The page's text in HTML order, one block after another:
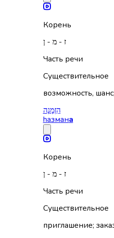
Корень
ז - מ - ן
Часть речи
Существительное
возможность,
הַזְמָנָה
hазмана
Корень
ז - מ - ן
Часть речи
Существительное
приглашение;